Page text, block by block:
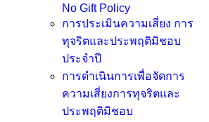
No Gift Policy
การประเมินความเสี่ยง การ
ทุจริตและประพฤติมิชอบ
ประจำปี
การดำเนินการเพื่อจัดการ
ความเสี่ยงการทุจริตและ
ประพฤติมิชอบ